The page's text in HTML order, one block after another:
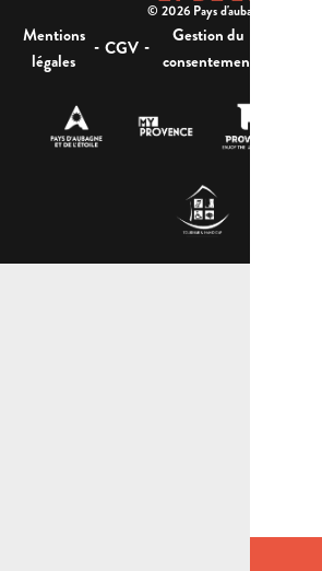
© 2026 Pays d'aubagne et de
Mentions
légales
- CGV -
Gestion du
consentement